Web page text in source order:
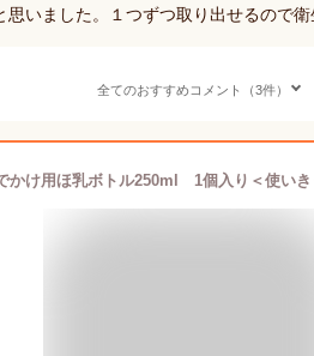
いました。１つずつ取り出せるので衛
全てのおすすめコメント（3件）